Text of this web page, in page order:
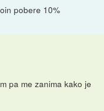
pobere 10%
pa me zanima kako je